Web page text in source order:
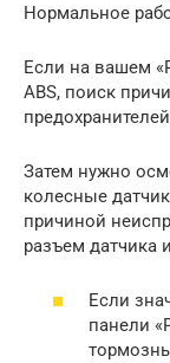
Нормальное
Если на вашем
ABS, поиск
Затем нужно
колесные
причиной
разъем датчика
Если
панели